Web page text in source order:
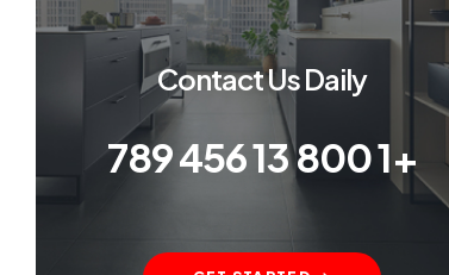
Contact Us Daily
+1 800 13 456 789